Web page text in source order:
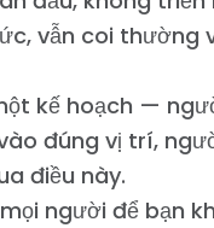
vẫn coi thường
kế hoạch —
đúng vị trí,
điều này.
người để bạn